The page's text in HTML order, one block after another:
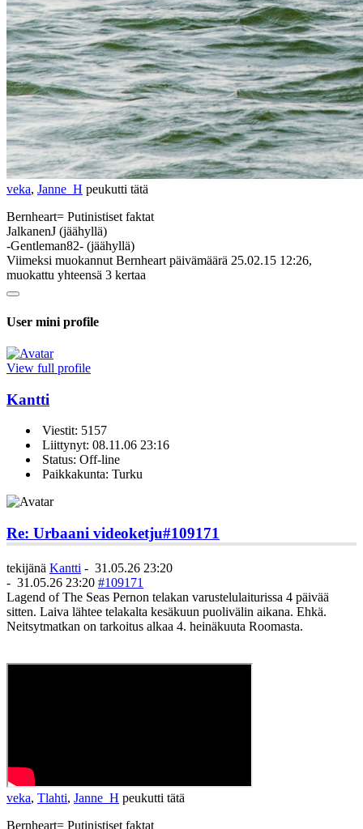
veka, Janne_H peukutti tätä
Bernheart= Putinistiset faktat
JalkanenJ (jäähyllä)
-Gentleman82- (jäähyllä)
Viimeksi muokannut Bernheart päivämäärä 25.02.15 12:26,
muokattu yhteensä 3 kertaa
User mini profile
View full profile
Kantti
Viestit: 5157
Liittynyt: 08.11.06 23:16
Status: Off-line
Paikkakunta: Turku
Re: Urbaani videoketju#109171
tekijänä Kantti - 31.05.26 23:20
- 31.05.26 23:20 #109171
Lagend of The Seas Pernon telakan varustelulaiturissa 4 päivää
sitten. Laiva lähtee telakalta kesäkuun puolivälin aikana. Ehkä.
Neitsytmatkan on tarkoitus alkaa 4. heinäkuuta Roomasta.
veka, Tlahti, Janne_H peukutti tätä
Bernheart= Putinistiset faktat